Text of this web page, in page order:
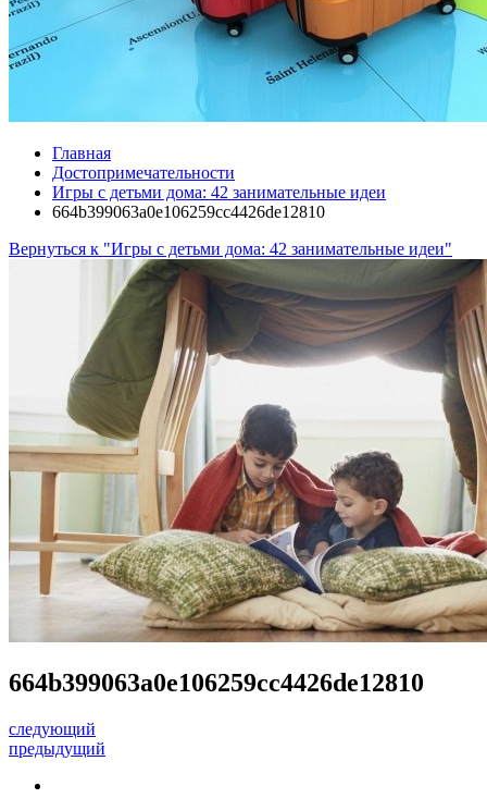
Главная
Достопримечательности
Игры с детьми дома: 42 занимательные идеи
664b399063a0e106259cc4426de12810
Вернуться к "Игры с детьми дома: 42 занимательные идеи"
664b399063a0e106259cc4426de12810
следующий
предыдущий